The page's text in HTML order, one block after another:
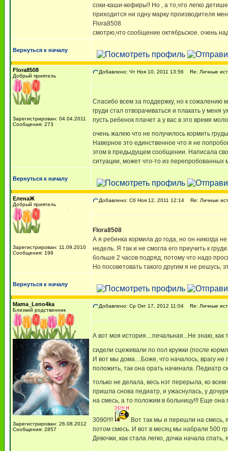
соки-каши-кефиры!! Но , а то,что легко
приходится ни одну марку производителя
Flora8508
смотрю,что сообщение октябрьское. очень
Вернуться к началу
Flora8508
Добрый приятель
Зарегистрирован: 04.04.2011
Сообщения: 273
Добавлено: Чт Ноя 10, 2011 13:56 Re: Личные
Спасибо всем за поддержку, но к сожалению
груди стал отворачиваться и плакать у
пусть ребенок плачет а у вас в это время
очень жалею что не получилось кормить
Наверное это единственное что я не
этом в предыдущем сообщении. Написала
ситуации, может что-то из
Вернуться к началу
ЕленаЖ
Добрый приятель
Зарегистрирован: 11.09.2010
Сообщения: 199
Добавлено: Сб Ноя 12, 2011 12:14 Re: Личные
Flora8508
А я ребенка кормила до года, но он никогда
недель. Я так и не смогла его приучить к
больше 2 часов подряд, потому что надо
Но посоветовать такого другим я не решусь,
Вернуться к началу
Mama_Leno4ka
Близкий родственник
Зарегистрирован: 26.08.2012
Сообщения: 2857
Добавлено: Ср Окт 17, 2012 11:04 Re: Личные
А вот моя история....печальная...Не знаю, как
сидели сцеживали по пол кружки (после
И вот мы дома....Боже, что началось, врагу
положить, так она орать начинала. Педиатр
только не делала, весь нэт перерыла, ко
пришла снова педиатр, и ужаснулась, у
на смесь, а то положим в больницу!!! Еще она
3090!!!!
Вот так мы и перешли на смесь,
потом смесь. И вот в месяц мы набрали 500
Девочки, как стала легко, дочка начала